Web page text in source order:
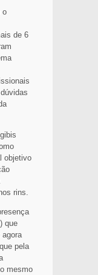
o
de 6
objetivo
rins.
que
agora
pela
mesmo